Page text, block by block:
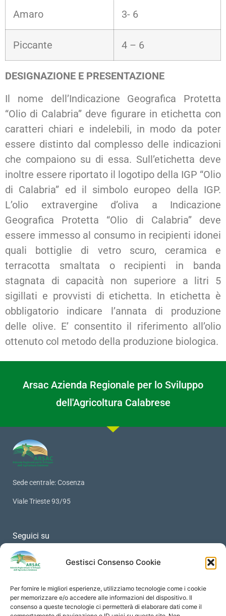
Gestisci Consenso Cookie
Per fornire le migliori esperienze, utilizziamo tecnologie come i cookie
per memorizzare e/o accedere alle informazioni del dispositivo. Il
consenso a queste tecnologie ci permetterà di elaborare dati come il
Amaro 3- 6
Piccante 4 – 6
DESIGNAZIONE E PRESENTAZIONE
Il nome dell’Indicazione Geografica Protetta
“Olio di Calabria” deve figurare in etichetta con
caratteri chiari e indelebili, in modo da poter
essere distinto dal complesso delle indicazioni
che compaiono su di essa. Sull’etichetta deve
inoltre essere riportato il logotipo della IGP “Olio
di Calabria” ed il simbolo europeo della IGP.
L’olio extravergine d’oliva a Indicazione
Geografica Protetta “Olio di Calabria” deve
essere immesso al consumo in recipienti idonei
quali bottiglie di vetro scuro, ceramica e
terracotta smaltata o recipienti in banda
stagnata di capacità non superiore a litri 5
sigillati e provvisti di etichetta. In etichetta è
obbligatorio indicare l’annata di produzione
delle olive. E’ consentito il riferimento all’olio
ottenuto col metodo della produzione biologica.
Arsac Azienda Regionale per lo Sviluppo
dell'Agricoltura Calabrese
Sede centrale: Cosenza
Viale Trieste 93/95
Seguici su
PRIVACY